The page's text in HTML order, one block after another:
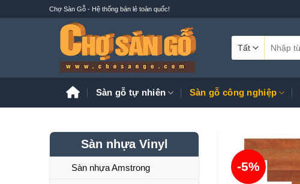
Chợ Sàn Gỗ - Hệ thống bán lẻ toàn quốc!
kiếm:
Sàn gỗ tự nhiên Sàn gỗ công nghiệp
Sàn nhựa Vinyl
Sàn nhựa Amstrong -5%